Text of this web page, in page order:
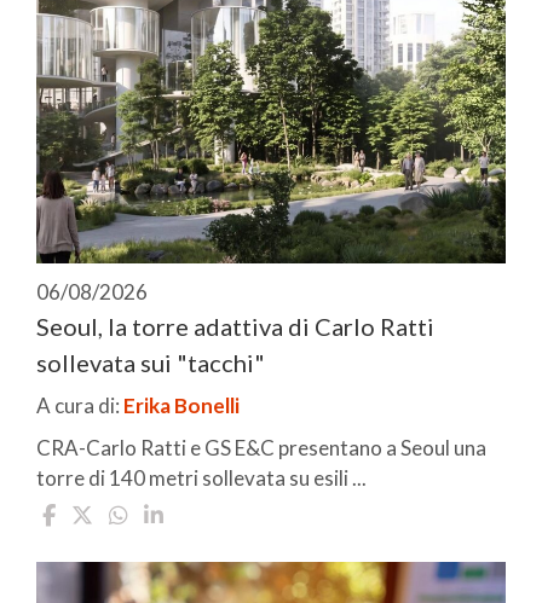
06/08/2026
Seoul, la torre adattiva di Carlo Ratti
sollevata sui "tacchi"
A cura di: Erika Bonelli
CRA-Carlo Ratti e GS E&C presentano a Seoul una
torre di 140 metri sollevata su esili ...